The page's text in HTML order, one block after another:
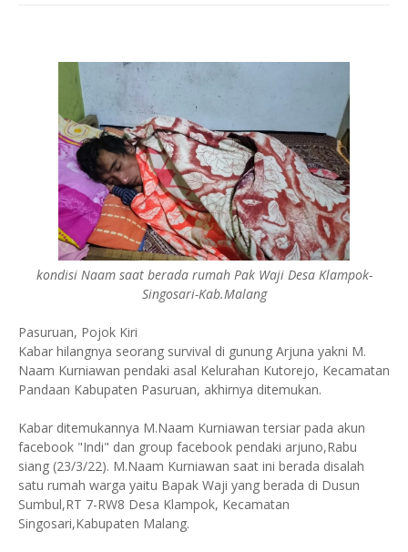
kondisi Naam saat berada rumah Pak Waji Desa Klampok-
Singosari-Kab.Malang
Pasuruan, Pojok Kiri
Kabar hilangnya seorang survival di gunung Arjuna yakni M.
Naam Kurniawan pendaki asal Kelurahan Kutorejo, Kecamatan
Pandaan Kabupaten Pasuruan, akhirnya ditemukan.
Kabar ditemukannya M.Naam Kurniawan tersiar pada akun
facebook "Indi" dan group facebook pendaki arjuno,Rabu
siang (23/3/22). M.Naam Kurniawan saat ini berada disalah
satu rumah warga yaitu Bapak Waji yang berada di Dusun
Sumbul,RT 7-RW8 Desa Klampok, Kecamatan
Singosari,Kabupaten Malang.